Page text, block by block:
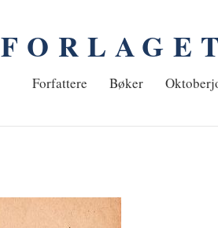
Hjem
Forfattere Bøker